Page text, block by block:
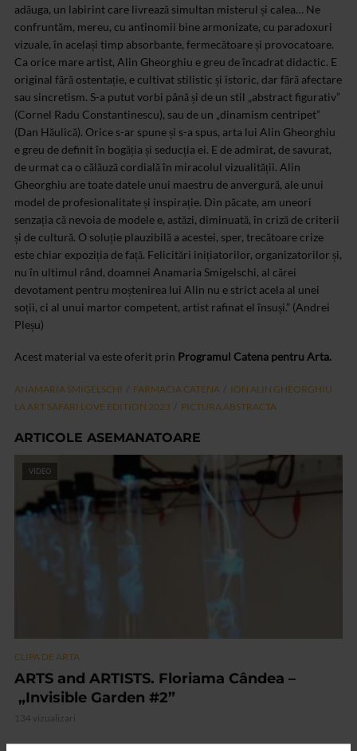
adăuga, un labirint care livrează simultan misterul și calea… Ne
confruntăm, mereu, cu antinomii bine armonizate, cu paradoxuri
vizuale, în același timp absorbante, fermecătoare și provocatoare.
Ca orice mare artist, Alin Gheorghiu e greu de încadrat didactic. E
original fără ostentație, e cultivat stilistic și istoric, dar fără afectare
sau sincretism. S-a putut vorbi până și de un stil „abstract figurativ”
(Cornel Radu Constantinescu), sau de un „dinamism centripet”
(Dan Hăulică). Orice s-ar spune și s-a spus, arta lui Alin Gheorghiu
e greu de definit în bogăția și seducția ei. E de admirat, de savurat,
de urmat ca o călăuză cordială în miracolul vizualității. Alin
Gheorghiu are toate datele unui maestru de anvergură, ale unui
model de profesionalitate și inspirație. Din păcate, am uneori
senzația că nevoia de modele e, astăzi, diminuată, în criză de criterii
și de cultură. O soluție plauzibilă a acestei, sper, trecătoare crize
este chiar expoziția de față. Felicitări inițiatorilor, organizatorilor și,
nu în ultimul rând, doamnei Anamaria Smigelschi, al cărei
devotament pentru moștenirea lui Alin nu e strict acela al unei
soții, ci al unui martor competent, artist rafinat el însuși.” (Andrei
Pleșu)
Acest material va este oferit prin Programul Catena pentru Arta.
ANAMARIA SMIGELSCHI FARMACIA CATENA
ION ALIN GHEORGHIU
LA ART SAFARI LOVE EDITION 2023
PICTURA ABSTRACTA
ARTICOLE ASEMANATOARE
VIDEO
CLIPA DE ARTA
ARTS and ARTISTS. Floriama Cândea –
„Invisible Garden #2”
134 vizualizari